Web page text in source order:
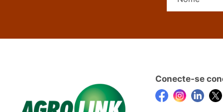
Conecte-se